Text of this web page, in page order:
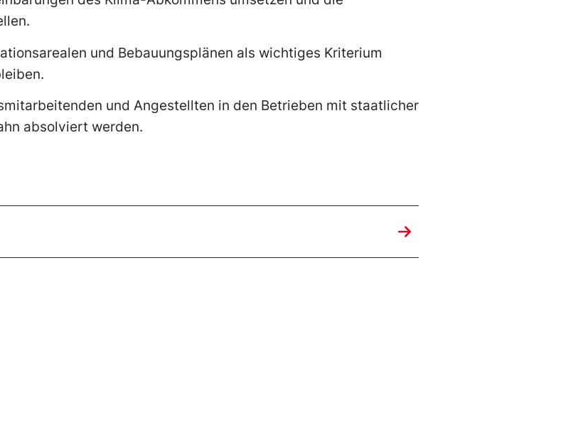
und Bebauungsplänen als wichtiges Kriterium
und Angestellten in den Betrieben mit staatlicher
absolviert werden.